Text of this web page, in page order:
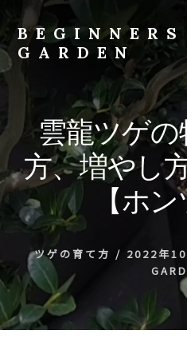
content
BEGINNERS
GARDEN
物
種
や
育
て
方
紹
介
を
行
雲龍ツゲ
方、増やし
【ホ
ツゲの育て方 / 2022年